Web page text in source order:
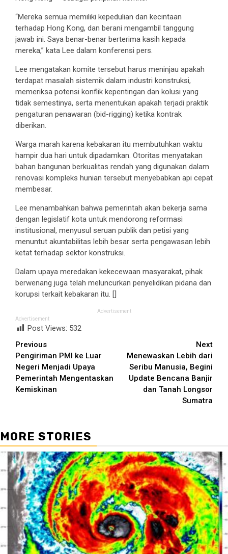
“Mereka semua memiliki kepedulian dan kecintaan
terhadap Hong Kong, dan berani mengambil tanggung
jawab ini. Saya benar-benar berterima kasih kepada
mereka,” kata Lee dalam konferensi pers.
Lee mengatakan komite tersebut harus meninjau apakah
terdapat masalah sistemik dalam industri konstruksi,
memeriksa potensi konflik kepentingan dan kolusi yang
tidak semestinya, serta menentukan apakah terjadi praktik
pengaturan penawaran (bid-rigging) ketika kontrak
diberikan.
Warga marah karena kebakaran itu membutuhkan waktu
hampir dua hari untuk dipadamkan. Otoritas menyatakan
bahan bangunan berkualitas rendah yang digunakan dalam
renovasi kompleks hunian tersebut menyebabkan api cepat
membesar.
Lee menambahkan bahwa pemerintah akan bekerja sama
dengan legislatif kota untuk mendorong reformasi
institusional, menyusul seruan publik dan petisi yang
menuntut akuntabilitas lebih besar serta pengawasan lebih
ketat terhadap sektor konstruksi.
Dalam upaya meredakan kekecewaan masyarakat, pihak
berwenang juga telah meluncurkan penyelidikan pidana dan
korupsi terkait kebakaran itu. []
Advertisement
Advertisement
Post Views: 532
Continue
Reading
Previous
Pengiriman PMI ke Luar
Negeri Menjadi Upaya
Pemerintah Mengentaskan
Kemiskinan
Next
Menewaskan Lebih dari
Seribu Manusia, Begini
Update Bencana Banjir
dan Tanah Longsor
Sumatra
MORE STORIES